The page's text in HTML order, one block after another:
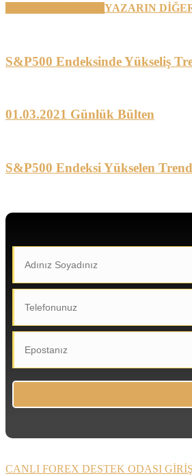
YAZARIN
S&P500 Endeksinde Yükseliş
01.03.2021 Günlük Bülten
S&P500 Endeksi Yükselen
CANLI FOREX DESTEK ODASI GİRİŞ